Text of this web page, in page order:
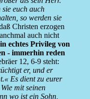
euch auch
so werden sie
Christen erzogen
auch nicht
echtes Privileg von
- immerhin reden
12, 6-9 steht:
er, und er
Es dient zu eurer
mit seinen
wo ist ein Sohn,